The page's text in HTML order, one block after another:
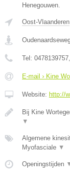
Henegouwen.
Oost-Vlaanderen
Tel: 0478139757
E-mail › Kine
Website: http://
Bij Kine
▼
Algemene
Myofasciale ▼
Openingstijden